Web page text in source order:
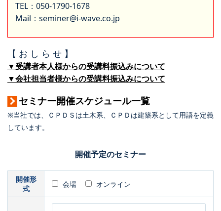
TEL：050-1790-1678
Mail：seminer@i-wave.co.jp
【 お し ら せ 】
▼受講者本人様からの受講料振込みについて
▼会社担当者様からの受講料振込みについて
セミナー開催スケジュール一覧
※当社では、ＣＰＤＳは土木系、ＣＰＤは建築系として用語を定義
しています。
開催予定のセミナー
開催形
式
会場 オンライン